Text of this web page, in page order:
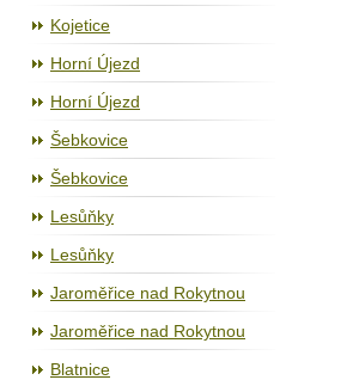
Kojetice
Horní Újezd
Horní Újezd
Šebkovice
Šebkovice
Lesůňky
Lesůňky
Jaroměřice nad Rokytnou
Jaroměřice nad Rokytnou
Blatnice